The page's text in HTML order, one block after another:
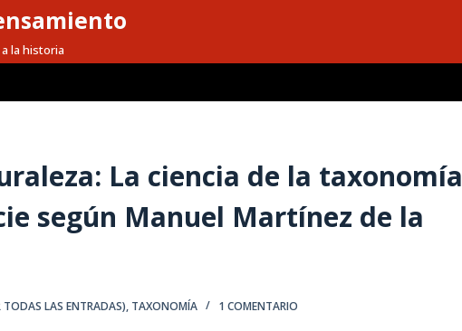
la historia
La ciencia de la taxonomía
según Manuel Martínez de la
TODAS LAS ENTRADAS), TAXONOMÍA 1 COMENTARIO